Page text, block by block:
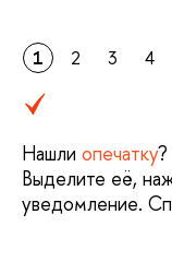
1 2 3 4
Нашли опечатку?
Выделите её,
уведомление.